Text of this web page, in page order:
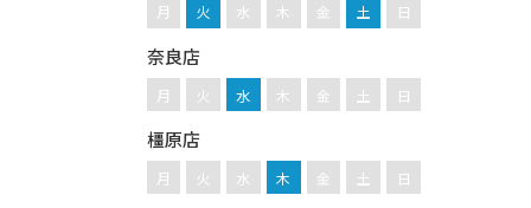
月 火 水 木 金 土 日
奈良店
月 火 水 木 金 土 日
橿原店
月 火 水 木 金 土 日